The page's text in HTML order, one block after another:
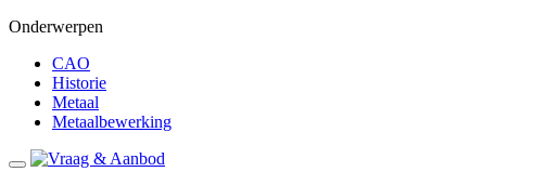
Onderwerpen
CAO
Historie
Metaal
Metaalbewerking